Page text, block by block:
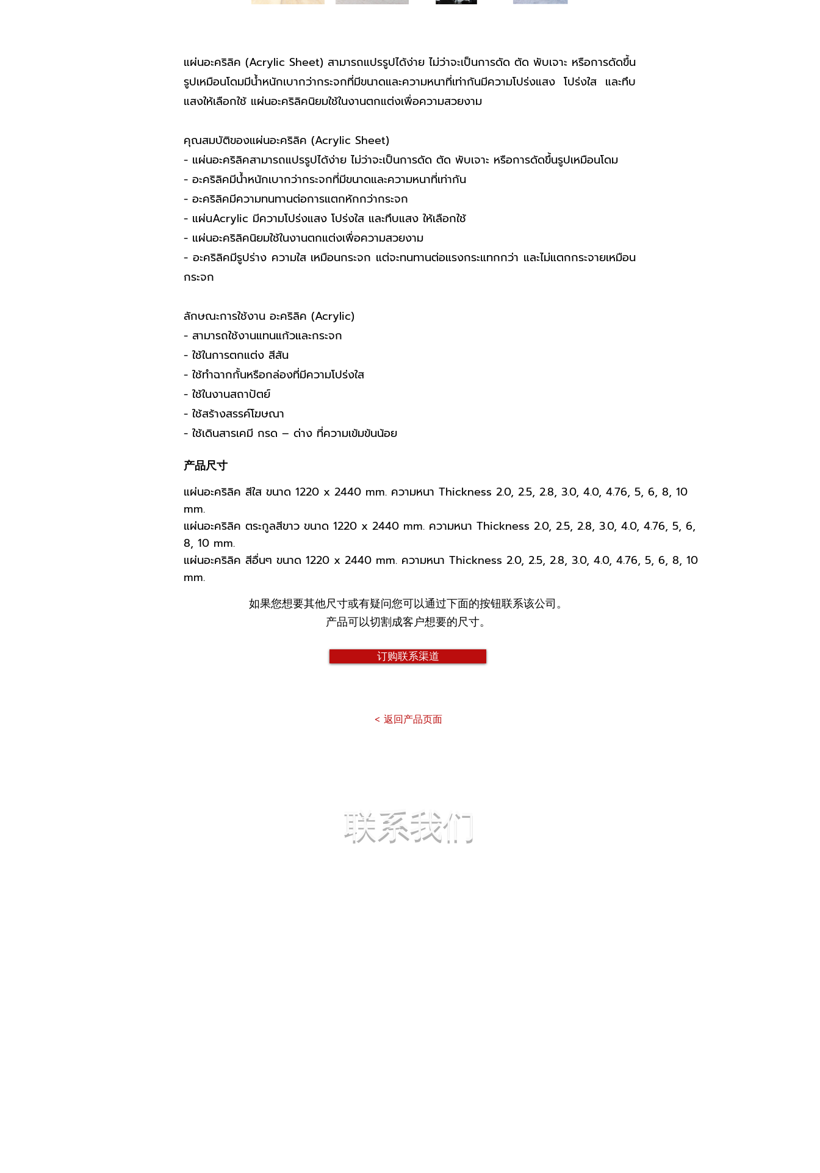
แผ่นอะคริลิค (Acrylic Sheet) สามารถแปรรูปได้ง่าย ไม่ว่าจะเป็นการดัด ตัด พับเจาะ หรือการดัดขึ้น
รูปเหมือนโดมมีน้ำหนักเบากว่ากระจกที่มีขนาดและความหนาที่เท่ากันมีความโปร่งแสง โปร่งใส และทึบ
แสงให้เลือกใช้ แผ่นอะคริลิคนิยมใช้ในงานตกแต่งเพื่อความสวยงาม
คุณสมบัติของแผ่นอะคริลิค (Acrylic Sheet)
- แผ่นอะคริลิคสามารถแปรรูปได้ง่าย ไม่ว่าจะเป็นการดัด ตัด พับเจาะ หรือการดัดขึ้นรูปเหมือนโดม
- อะคริลิคมีน้ำหนักเบากว่ากระจกที่มีขนาดและความหนาที่เท่ากัน
- อะคริลิคมีความทนทานต่อการแตกหักกว่ากระจก
- แผ่นAcrylic มีความโปร่งแสง โปร่งใส และทึบแสง ให้เลือกใช้
- แผ่นอะคริลิคนิยมใช้ในงานตกแต่งเพื่อความสวยงาม
- อะคริลิคมีรูปร่าง ความใส เหมือนกระจก แต่จะทนทานต่อแรงกระแทกกว่า และไม่แตกกระจายเหมือน
กระจก
ลักษณะการใช้งาน อะคริลิค (Acrylic)
- สามารถใช้งานแทนแก้วและกระจก
- ใช้ในการตกแต่ง สีสัน
- ใช้ทำฉากกั้นหรือกล่องที่มีความโปร่งใส
- ใช้ในงานสถาปัตย์
- ใช้สร้างสรรค์โฆษณา
- ใช้เดินสารเคมี กรด – ด่าง ที่ความเข้มข้นน้อย
产品尺寸
แผ่นอะคริลิค สีใส ขนาด 1220 x 2440 mm. ความหนา Thickness 2.0, 2.5, 2.8, 3.0, 4.0, 4.76, 5, 6, 8, 10
mm.
แผ่นอะคริลิค ตระกูลสีขาว ขนาด 1220 x 2440 mm. ความหนา Thickness 2.0, 2.5, 2.8, 3.0, 4.0, 4.76, 5, 6,
8, 10 mm.
แผ่นอะคริลิค สีอื่นๆ ขนาด 1220 x 2440 mm. ความหนา Thickness 2.0, 2.5, 2.8, 3.0, 4.0, 4.76, 5, 6, 8, 10
mm.
如果您想要其他尺寸或有疑问您可以通过下面的按钮联系该公司。
产品可以切割成客户想要的尺寸。
订购联系渠道
< 返回产品页面
联系我们